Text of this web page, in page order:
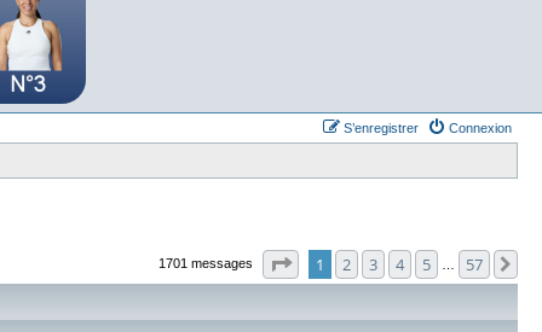
Connexion
S’enregistrer
1701 messages Page sur57
1 2 3 4 5 57